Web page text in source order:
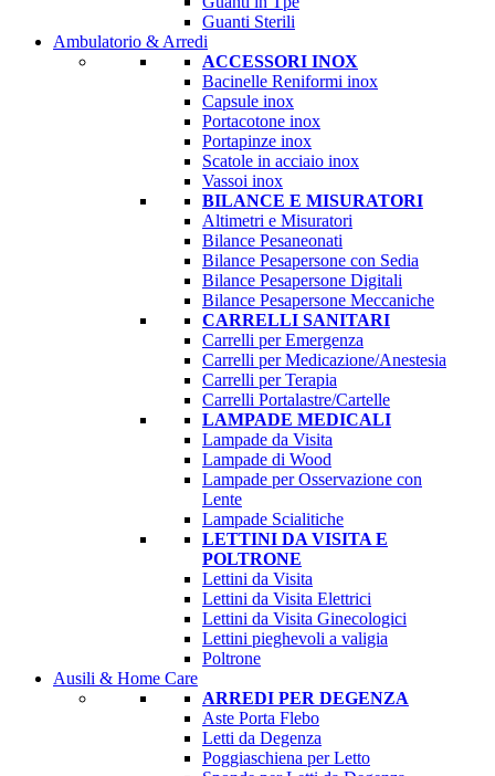
Guanti Sterili
Ambulatorio & Arredi
ACCESSORI INOX
Bacinelle Reniformi inox
Capsule inox
Portacotone inox
Portapinze inox
Scatole in acciaio inox
Vassoi inox
BILANCE E MISURATORI
Altimetri e Misuratori
Bilance Pesaneonati
Bilance Pesapersone con Sedia
Bilance Pesapersone Digitali
Bilance Pesapersone Meccaniche
CARRELLI SANITARI
Carrelli per Emergenza
Carrelli per Medicazione/Anestesia
Carrelli per Terapia
Carrelli Portalastre/Cartelle
LAMPADE MEDICALI
Lampade da Visita
Lampade di Wood
Lampade per Osservazione con
Lente
Lampade Scialitiche
LETTINI DA VISITA E
POLTRONE
Lettini da Visita
Lettini da Visita Elettrici
Lettini da Visita Ginecologici
Lettini pieghevoli a valigia
Poltrone
Ausili & Home Care
ARREDI PER DEGENZA
Aste Porta Flebo
Letti da Degenza
Poggiaschiena per Letto